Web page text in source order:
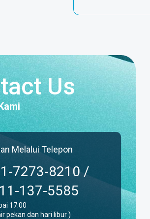
Us
Melalui Telepon
7273-8210 /
137-5585
17.00
pekan dan hari libur )